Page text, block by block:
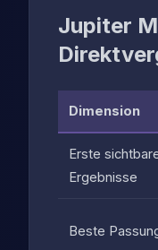
Jupiter
Dimension
Erste
Ergebnisse
Beste